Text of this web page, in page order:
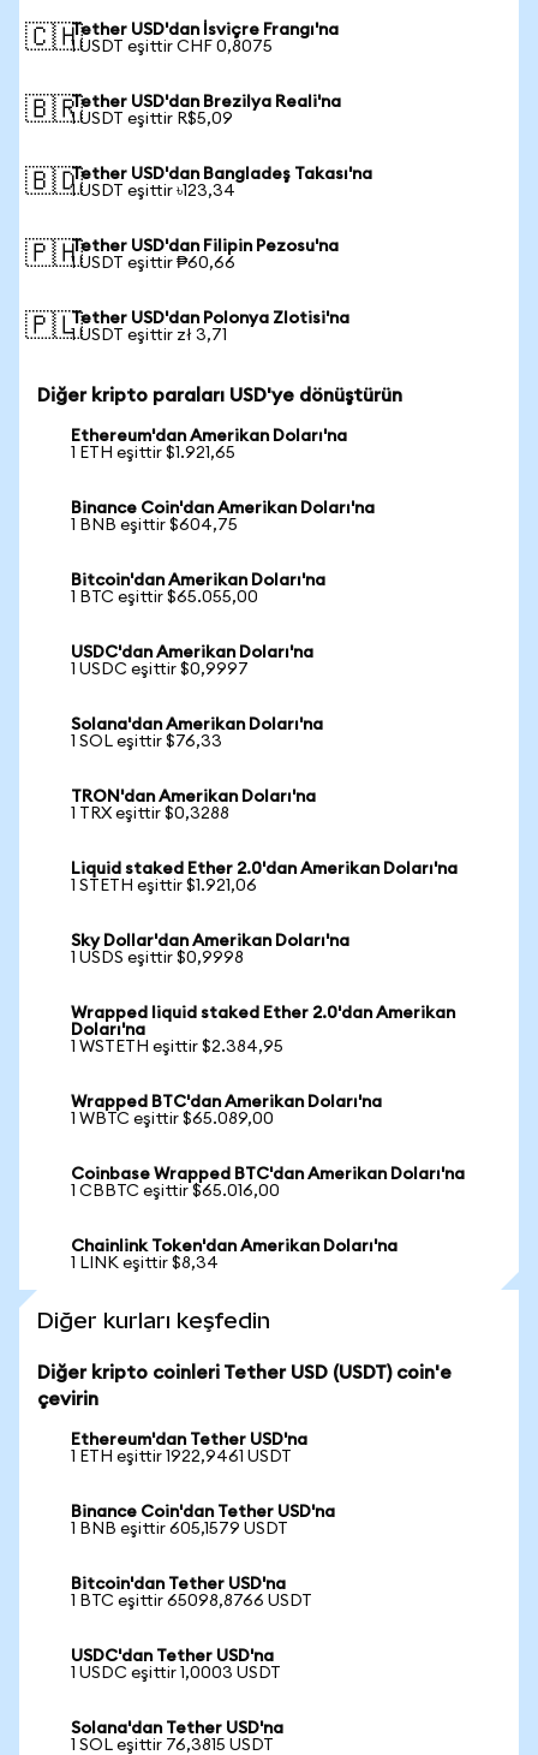
🇨🇭Tether USD'dan İsviçre Frangı'na
1 USDT eşittir CHF 0,8075
🇧🇷Tether USD'dan Brezilya Reali'na
1 USDT eşittir R$5,09
🇧🇩Tether USD'dan Bangladeş Takası'na
1 USDT eşittir ৳123,34
🇵🇭Tether USD'dan Filipin Pezosu'na
1 USDT eşittir ₱60,66
🇵🇱Tether USD'dan Polonya Zlotisi'na
1 USDT eşittir zł 3,71
Diğer kripto paraları USD'ye dönüştürün
Ethereum'dan Amerikan Doları'na
1 ETH eşittir $1.921,65
Binance Coin'dan Amerikan Doları'na
1 BNB eşittir $604,75
Bitcoin'dan Amerikan Doları'na
1 BTC eşittir $65.055,00
USDC'dan Amerikan Doları'na
1 USDC eşittir $0,9997
Solana'dan Amerikan Doları'na
1 SOL eşittir $76,33
TRON'dan Amerikan Doları'na
1 TRX eşittir $0,3288
Liquid staked Ether 2.0'dan Amerikan Doları'na
1 STETH eşittir $1.921,06
Sky Dollar'dan Amerikan Doları'na
1 USDS eşittir $0,9998
Wrapped liquid staked Ether 2.0'dan Amerikan
Doları'na
1 WSTETH eşittir $2.384,95
Wrapped BTC'dan Amerikan Doları'na
1 WBTC eşittir $65.089,00
Coinbase Wrapped BTC'dan Amerikan Doları'na
1 CBBTC eşittir $65.016,00
Chainlink Token'dan Amerikan Doları'na
1 LINK eşittir $8,34
Diğer kurları keşfedin
Diğer kripto coinleri Tether USD (USDT) coin'e
çevirin
Ethereum'dan Tether USD'na
1 ETH eşittir 1922,9461 USDT
Binance Coin'dan Tether USD'na
1 BNB eşittir 605,1579 USDT
Bitcoin'dan Tether USD'na
1 BTC eşittir 65098,8766 USDT
USDC'dan Tether USD'na
1 USDC eşittir 1,0003 USDT
Solana'dan Tether USD'na
1 SOL eşittir 76,3815 USDT